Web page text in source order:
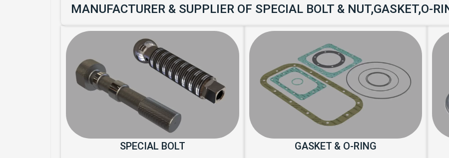
MANUFACTURER & SUPPLIER OF SPECIAL BOLT & NUT,GASKET,O-
GASKET & O-RING
SPECIAL BOLT